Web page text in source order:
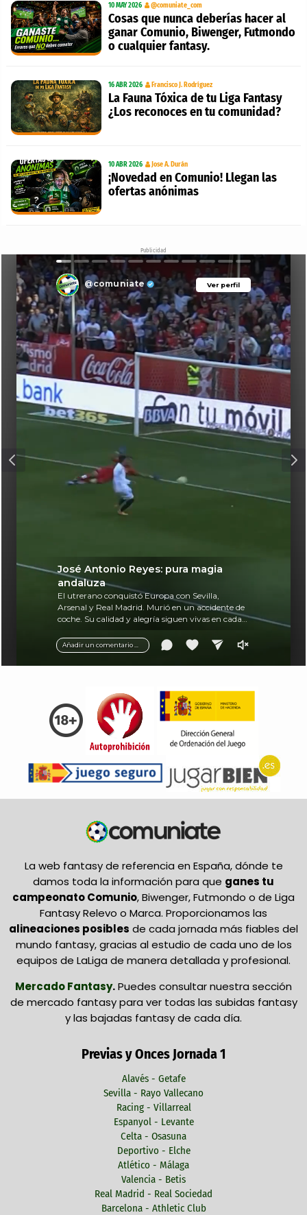
10 MAY 2026 @comuniate_com
Cosas que nunca deberías hacer al
ganar Comunio, Biwenger, Futmondo
o cualquier fantasy.
16 ABR 2026 Francisco J. Rodríguez
La Fauna Tóxica de tu Liga Fantasy
¿Los reconoces en tu comunidad?
10 ABR 2026 Jose A. Durán
¡Novedad en Comunio! Llegan las
ofertas anónimas
Publicidad
Ver perfil
@comuniate Ver perfil
Añadir un comentario ...
José Antonio Reyes: pura magia
andaluza
El utrerano conquistó Europa con Sevilla,
Arsenal y Real Madrid. Murió en un accidente de
coche. Su calidad y alegría siguen vivas en cada
La web fantasy de referencia en España, dónde te
damos toda la información para que ganes tu
campeonato Comunio, Biwenger, Futmondo o de Liga
Fantasy Relevo o Marca. Proporcionamos las
alineaciones posibles de cada jornada más fiables del
mundo fantasy, gracias al estudio de cada uno de los
equipos de LaLiga de manera detallada y profesional.
Mercado Fantasy.Puedes consultar nuestra sección
de mercado fantasy para ver todas las subidas fantasy
y las bajadas fantasy de cada día.
Previas y Onces Jornada 1
Alavés - Getafe
Sevilla - Rayo Vallecano
Racing - Villarreal
Espanyol - Levante
Celta - Osasuna
Deportivo - Elche
Atlético - Málaga
Valencia - Betis
Real Madrid - Real Sociedad
Barcelona - Athletic Club